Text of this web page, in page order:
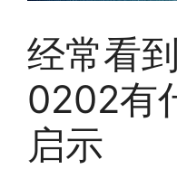
经常看
0202有
启示